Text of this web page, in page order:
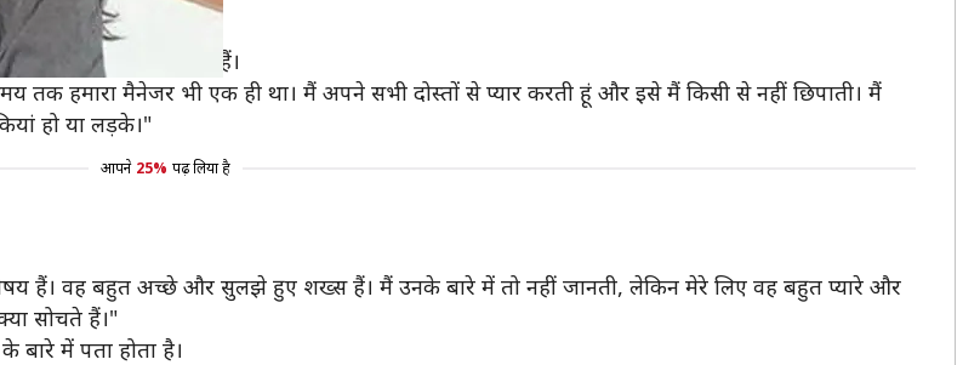
वे दोनों सिर्फ अच्छे दोस्त हैं।
हमारा मैनेजर भी एक ही था। मैं अपने सभी दोस्तों से प्यार करती हूं और इसे मैं किसी से नहीं छिपाती। मैं
हो या लड़के।"
आपने 25% पढ़ लिया है
हैं। वह बहुत अच्छे और सुलझे हुए शख्स हैं। मैं उनके बारे में तो नहीं जानती, लेकिन मेरे लिए वह बहुत प्यारे और
सोचते हैं।"
में पता होता है।